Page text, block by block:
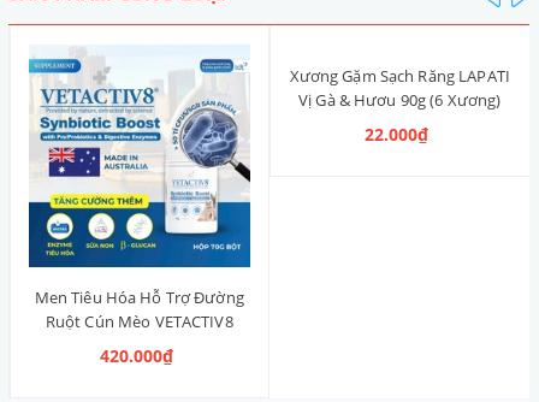
Men Tiêu Hóa Hỗ Trợ Đường
Ruột Cún Mèo VETACTIV8
Synbiotic Boost Úc 70g
420.000₫
Xương Gặm Sạch Răng LAPATI
Vị Gà & Hươu 90g (6 Xương)
22.000₫